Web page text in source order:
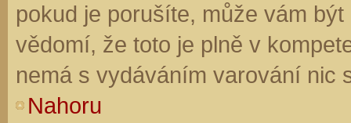
pokud je porušíte, může vám
vědomí, že toto je plně v
nemá s vydáváním varování nic
Nahoru